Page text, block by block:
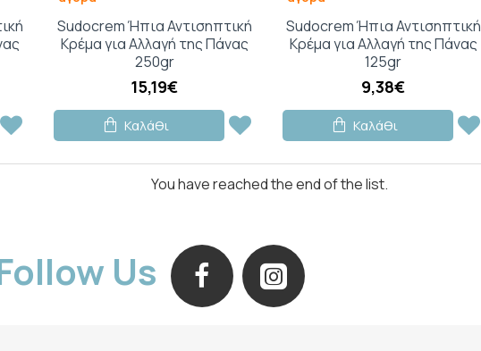
Sudocrem Ήπια Αντισηπτική
Κρέμα για Αλλαγή της Πάνας
250gr
15,19€
Καλάθι
Sudocrem Ήπια Αντισηπτική
Κρέμα για Αλλαγή της Πάνας
125gr
9,38€
Καλάθι
You have reached the end of the list.
Us